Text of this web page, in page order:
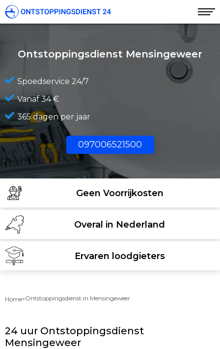
Ontstoppingsdienst Mensingeweer
Spoedservice 24/7
Vanaf 34 €
365 dagen per jaar
097006521500
Geen Voorrijkosten
Overal in Nederland
Ervaren loodgieters
Home»Ontstoppingsdienst in Mensingeweer
24 uur Ontstoppingsdienst
Mensingeweer